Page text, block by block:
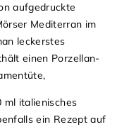
aufgedruckte
Mediterran im
leckerstes
einen Porzellan-
,
ml italienisches
ein Rezept auf